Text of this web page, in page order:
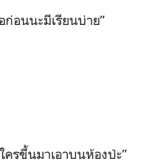
ก่อนนะมีเรียนบ่าย”
ครขึ้นมาเอาบนห้องป่ะ”